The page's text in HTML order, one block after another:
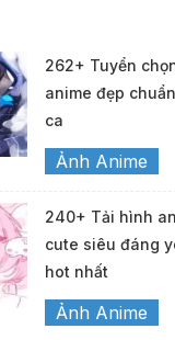
262+ Tuyển
anime đẹp
ca
Ảnh Anime
240+ Tải hình
cute siêu đáng
hot nhất
Ảnh Anime